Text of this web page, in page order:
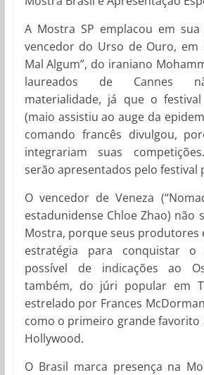
A Mostra SP emplacou em
vencedor do Urso de Ouro, em
Mal Algum”, do iraniano
laureados de Cannes
materialidade, já que o
(maio assistiu ao auge da
comando francês divulgou,
integrariam suas
serão apresentados pelo festival
O vencedor de Veneza
estadunidense Chloe Zhao) não
Mostra, porque seus produtores
estratégia para conquistar o
possível de indicações ao
também, do júri popular em
estrelado por Frances
como o primeiro grande favorito
Hollywood.
O Brasil marca presença na